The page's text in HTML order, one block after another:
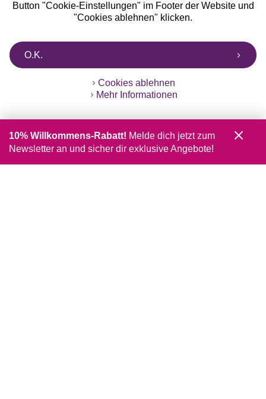
Button "Cookie-Einstellungen" im Footer der Website und
"Cookies ablehnen" klicken.
O.K.
Cookies ablehnen
Mehr Informationen
10% Willkommens-Rabatt! Melde dich jetzt zum
Newsletter an und sicher dir exklusive Angebote!